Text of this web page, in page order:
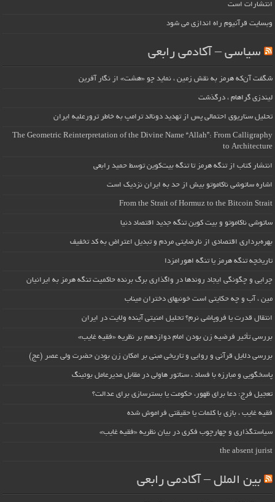
انتشارات است
وبسایت قرآنیوم راه اندازی می شود
سیاسی – آکادمی رابعی
شگفت آن‌که هرمز به نقش زمین ، نماید چو «هشت» از نگار آفرین
لیندزی گراهام ، درگذشت
تحلیل سناریوی احتمالی پس از تهدید دونالد ترامپ به خاطر ترورعلیه ایران
The Geometric Reinterpretation of the Divine Name “Allah”: From Calligraphy
to Architecture
انتشار کتاب از تنگه هرمز تا تنگه بیت‌کوین توسط حمید رابعی
اشاره ساتوشی ناکاموتو بیش از حد به ایران نزدیک است
From the Strait of Hormuz to the Bitcoin Strait
ساتوشی ناکاموتو و بیت کوین تنگه جدید اقتصاد دنیا
بهره‌برداری اقتصادی از نارضایتی مردم و تبدیل اعتراض به کد تخفیف
تاریخچه تنگه هرمز یا تنگه اهورامزدا
چرایی و چگونگی ایجاد روندها در واگذاری برگ برنده حاکمیت تنگه هرمز به ایرانیان
مین ، آب و چه حکایتی است خونبهای دختران میناب
انتقال قدرت یا فروپاشی نرم؟ تحلیل امنیتی آینده ولایت در ایران
بررسی تأثیر فرضیه زن بودن امام دوازدهم بر نظریه «فقیه غایب»
بررسی دلایل قرآنی و روایی و تاریخی مبنی بر امکان زن بودن حضرت ولی عصر (عج)
پاسخگویی و مبارزه با فساد ، سناتور هاولی در مقابل مدیرعامل بوئینگ
تعجیل فرج: دعا برای ظهور، حکومت یا بسترسازی برای عدالت؟
فقیه غایب ، بازی با کلمات یا حقیقتی فراموش شده
سیاستگذاری و چهارچوب فکری در بیان نظریه «فقیه غایب»
the absent jurist
بین الملل – آکادمی رابعی